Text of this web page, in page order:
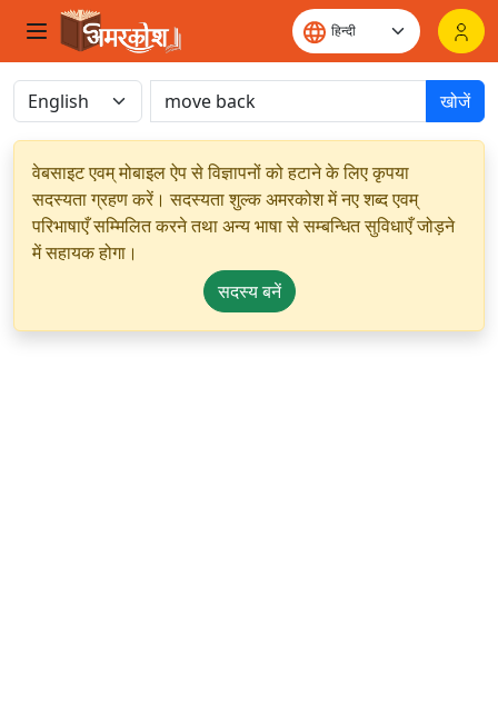
खोजें
वेबसाइट एवम् मोबाइल ऐप से विज्ञापनों को हटाने के लिए कृपया
सदस्यता ग्रहण करें। सदस्यता शुल्क अमरकोश में नए शब्द एवम्
परिभाषाएँ सम्मिलित करने तथा अन्य भाषा से सम्बन्धित सुविधाएँ जोड़ने
में सहायक होगा।
सदस्य बनें